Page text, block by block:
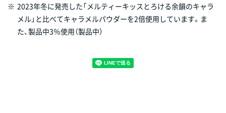
※ 2023年冬に発売した「メルティーキッスとろける余韻のキャラ
メル」と比べてキャラメルパウダーを2倍使用しています。ま
た、製品中3％使用（製品中）